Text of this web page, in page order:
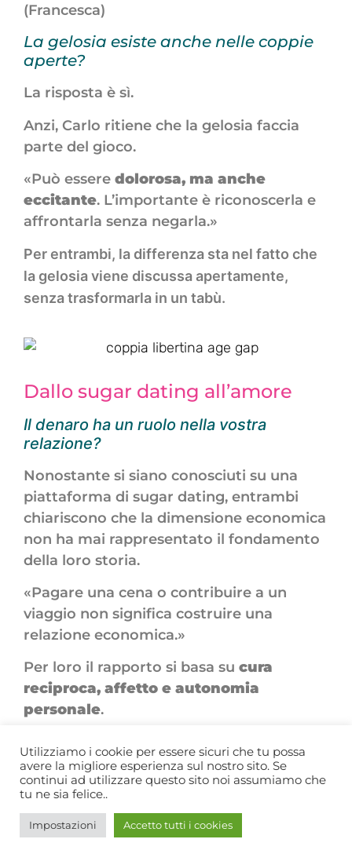
(Francesca)
La gelosia esiste anche nelle coppie
aperte?
La risposta è sì.
Anzi, Carlo ritiene che la gelosia faccia
parte del gioco.
«Può essere dolorosa, ma anche
eccitante. L’importante è riconoscerla e
affrontarla senza negarla.»
Per entrambi, la differenza sta nel fatto che
la gelosia viene discussa apertamente,
senza trasformarla in un tabù.
Dallo sugar dating all’amore
Il denaro ha un ruolo nella vostra
relazione?
Nonostante si siano conosciuti su una
piattaforma di sugar dating, entrambi
chiariscono che la dimensione economica
non ha mai rappresentato il fondamento
della loro storia.
«Pagare una cena o contribuire a un
viaggio non significa costruire una
relazione economica.»
Per loro il rapporto si basa su cura
reciproca, affetto e autonomia
personale.
dall’inizio qualsiasi forma didipendenza
economica.
«Non volevo che esistesse un vincolo
finanziario tra noi.
Utilizziamo i cookie per essere sicuri che tu possa
avere la migliore esperienza sul nostro sito. Se
continui ad utilizzare questo sito noi assumiamo che
tu ne sia felice..
Impostazioni Accetto tutti i cookies